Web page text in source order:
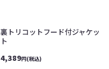
裏トリコットフード付ジャケッ
ト
4,389円(税込)